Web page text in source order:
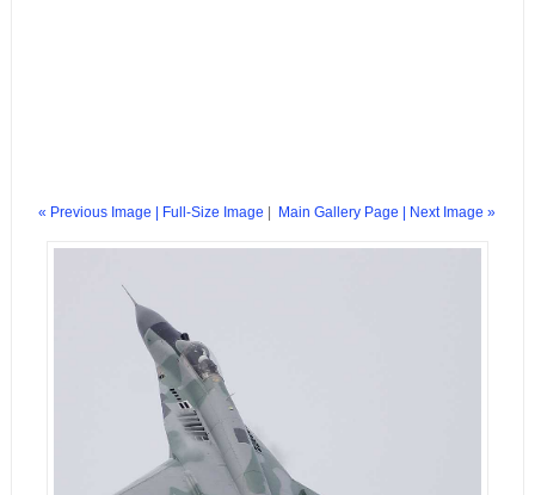
« Previous Image | Full-Size Image Main Gallery Page | Next Image »